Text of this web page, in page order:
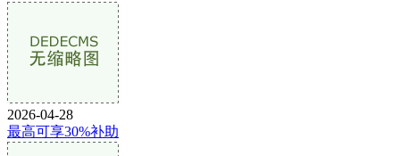
2026-04-28
最高可享30%补助